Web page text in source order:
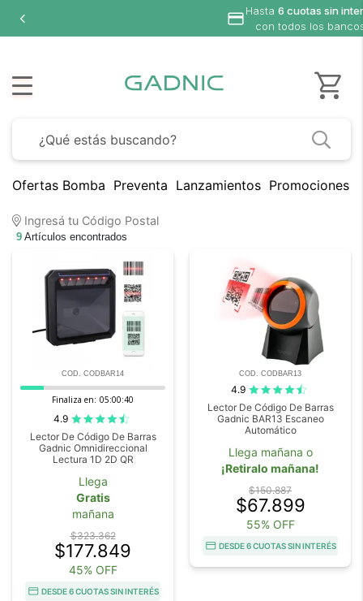
Hasta6 cuotas sin interés
con todos los bancos
Ofertas Bomba Preventa Lanzamientos Promociones
Ingresá tu Código Postal
9 Artículos encontrados
COD. CODBAR14
Finaliza en: 05:00:40
4.9
Lector De Código De Barras
Gadnic Omnidireccional
Lectura 1D 2D QR
Llega
Gratis
mañana
$323.362
$177.849
45% OFF
DESDE 6 CUOTAS SIN INTERÉS
COD. CODBAR13
4.9
Lector De Código De Barras
Gadnic BAR13 Escaneo
Automático
Llega mañana o
¡Retiralo mañana!
$150.887
$67.899
55% OFF
DESDE 6 CUOTAS SIN INTERÉS